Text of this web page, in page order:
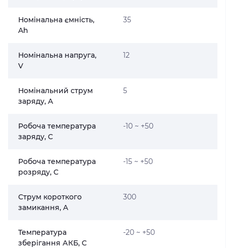
Номінальна ємність,
Ah
35
Номінальна напруга,
V
12
Номінальний струм
заряду, A
5
Робоча температура
заряду, C
-10 ~ +50
Робоча температура
розряду, C
-15 ~ +50
Струм короткого
замикання, A
300
Температура
зберігання АКБ, C
-20 ~ +50